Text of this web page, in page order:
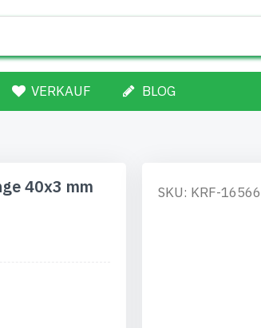
VERKAUF BLOG
40x3 mm SKU: KRF-16566